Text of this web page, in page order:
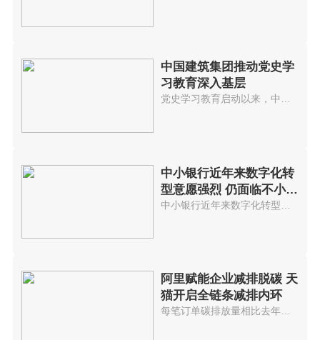
中国建筑集团推动党史学
习教育深入基层
党史学习教育启动以来，中国建筑...
中小银行近年来数字化转
型意愿强烈 仍面临不小挑
战
阿里赋能企业减排脱碳 天
猫开启全链条减排内环
每笔订单碳排放量相比去年减少约...